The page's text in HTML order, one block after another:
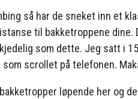
så har de sneket inn et
til bakketroppene dine.
som dette. Jeg satt i
som scrollet på telefonen.
løpende her og